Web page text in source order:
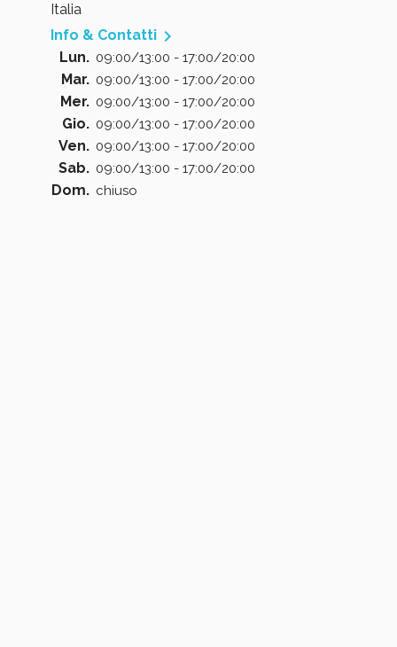
Italia
Info & Contatti 
Lun. 09:00/13:00 - 17:00/20:00
Mar. 09:00/13:00 - 17:00/20:00
Mer. 09:00/13:00 - 17:00/20:00
Gio. 09:00/13:00 - 17:00/20:00
Ven. 09:00/13:00 - 17:00/20:00
Sab. 09:00/13:00 - 17:00/20:00
Dom. chiuso